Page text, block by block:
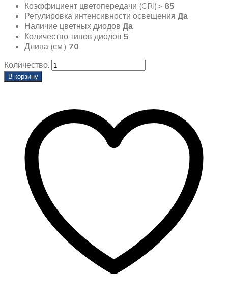
Коэффициент цветопередачи (CRI)> 85
Регулировка интенсивности освещения Да
Наличие цветных диодов Да
Количество типов диодов 5
Длина (см.) 70
Количество:
В корзину